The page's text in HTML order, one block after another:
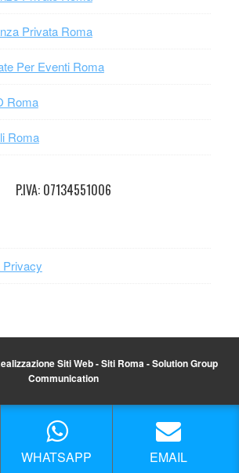
Privata Roma
Per Eventi Roma
Roma
Roma
P.IVA: 07134551006
Privacy
Siti Web-Siti Roma-Solution Group
Communication
WHATSAPP EMAIL